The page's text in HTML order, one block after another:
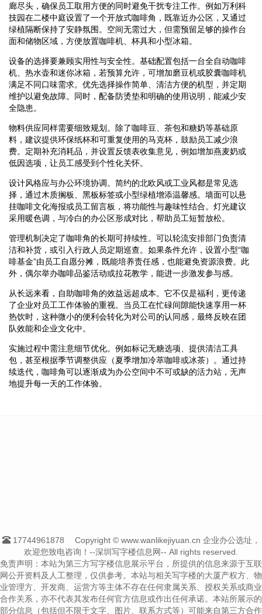
廊尽头，确保员工取用方便的同时避免干扰专注工作。例如万利科
技园在二楼中庭设置了一个开放式咖啡角，既靠近办公区，又通过
绿植隔断保持了安静氛围。空间无需过大，但需预留足够的操作台
面和储物区域，方便放置咖啡机、杯具和小型冰箱。
设备的选择要兼顾实用性与安全性。基础配置包括一台全自动咖啡
机、热水壶和迷你冰箱，若预算允许，可增加磨豆机或胶囊咖啡机
满足不同口味需求。优先选择操作简单、清洁方便的机型，并定期
维护以避免故障。同时，配备防烫垫和明确的使用说明，能减少安
全隐患。
物料供应同样需要细致规划。除了咖啡豆、茶包和糖奶等基础原
料，建议提供环保纸杯和可重复使用的马克杯，鼓励员工减少浪
费。定期补充消耗品，并设置反馈表收集意见，例如增加燕麦奶或
低因选项，让员工感受到个性化关怀。
设计风格应与办公环境协调。简约的北欧风或工业风都是常见选
择，通过木质搁板、黑板标签或小型绿植增添温馨感。墙面可以悬
挂咖啡文化海报或员工留言板，将功能性与趣味性结合。灯光建议
采用暖色调，与冷白的办公区形成对比，帮助员工短暂放松。
管理机制决定了咖啡角的长期可持续性。可以轮流安排部门负责清
洁和补货，或引入行政人员定期巡查。如果条件允许，设置小型“咖
啡基金”由员工自愿分摊，既能培养责任感，也能避免资源浪费。此
外，偶尔举办咖啡品鉴活动或拉花教学，能进一步激发参与感。
从长远来看，自助咖啡角的效益远超成本。它不仅是福利，更传递
了企业对员工工作体验的重视。当员工在忙碌间隙能快速享用一杯
热饮时，这种微小的便利会转化为对公司的认同感，最终反映在团
队效能和企业文化中。
实施过程中需注意细节优化。例如标记无糖选项、提供清洁工具
包，甚至根据季节调整供应（夏季增加冷萃咖啡或冰茶）。通过持
续迭代，咖啡角可以逐渐成为办公空间中不可或缺的活力站，无声
地提升每一天的工作体验。
17744961878
Copyright © www.wanlikejiyuan.cn 企业办公选址，
欢迎您致电咨询！--深圳写字楼信息网-- All rights reserved.
免责声明：本站为第三方写字楼信息展示平台，所提供的信息来源于互联
网公开资料及人工整理，仅供参考。本站与相关写字楼的大厦产权方、物
业管理方、开发商、运营方等主体不存在任何隶属关系、授权关系或商业
合作关系，亦不代表其发布任何官方信息或作出任何承诺。本站所展示的
部分信息（包括但不限于文字、图片、联系方式等）可能来自第三方合作